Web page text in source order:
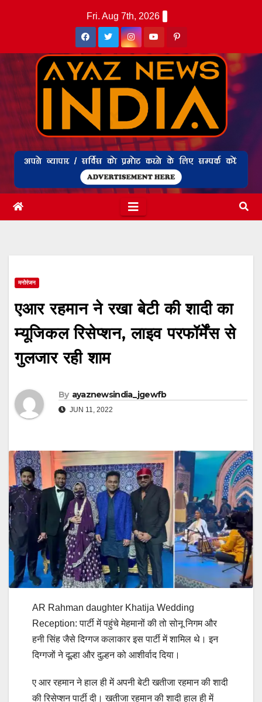
Fri. Aug 7th, 2026
मनोरंजन
एआर रहमान ने रखा बेटी की शादी का
म्यूजिकल रिसेप्शन, लाइव परफॉर्मेंस से
गुलजार रही शाम
By ayaznewsindia_jgewfb
JUN 11, 2022
AR Rahman daughter Khatija Wedding
Reception: पार्टी में पहुंचे मेहमानों की तो सोनू निगम और
हनी सिंह जैसे दिग्गज कलाकार इस पार्टी में शामिल थे। इन
दिग्गजों ने दूल्हा और दुल्हन को आशीर्वाद दिया।
ए आर रहमान ने हाल ही में अपनी बेटी खतीजा रहमान की शादी
की रिसेप्शन पार्टी दी। खतीजा रहमान की शादी हाल ही में